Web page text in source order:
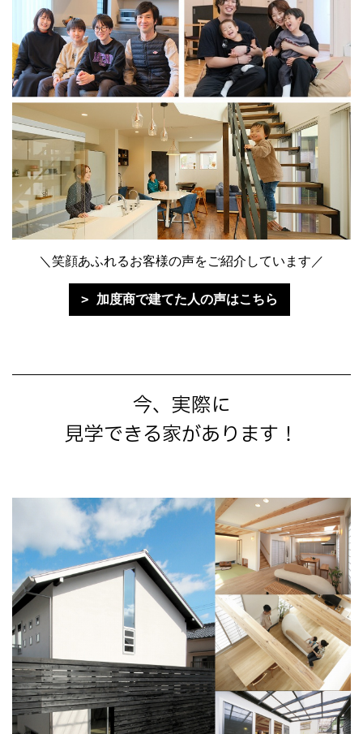
＼笑顔あふれるお客様の声をご紹介しています／
加度商で建てた人の声はこちら
今、実際に
見学できる家があります！